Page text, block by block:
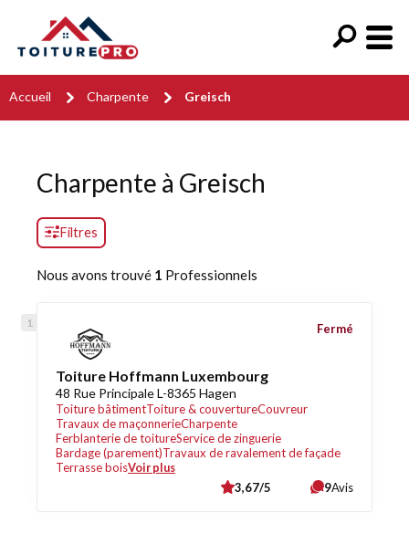
Accueil Charpente Greisch
Charpente à Greisch
Filtres
Nous avons trouvé 1 Professionnels
Toiture Hoffmann Luxembourg
48 Rue Principale L-8365 Hagen
Toiture bâtimentToiture & couvertureCouvreur
Travaux de maçonnerieCharpente
Ferblanterie de toitureService de zinguerie
Bardage (parement)Travaux de ravalement de façade
Terrasse boisVoir plus
Fermé
3,67/5 9Avis